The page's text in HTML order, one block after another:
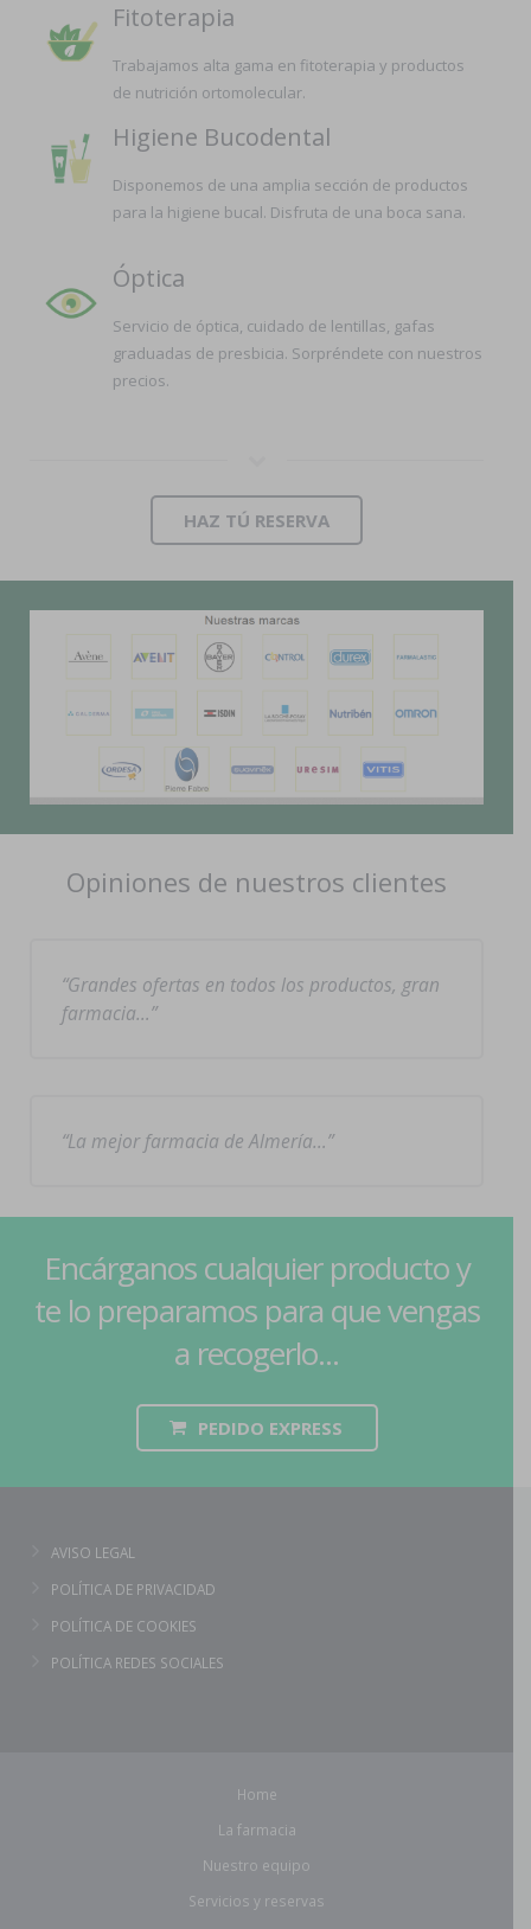
Fitoterapia
Trabajamos alta gama en fitoterapia y productos
de nutrición ortomolecular.
Higiene Bucodental
Disponemos de una amplia sección de productos
para la higiene bucal. Disfruta de una boca sana.
Óptica
Servicio de óptica, cuidado de lentillas, gafas
graduadas de presbicia. Sorpréndete con nuestros
precios.
HAZ TÚ RESERVA
Opiniones de nuestros clientes
Grandes ofertas en todos los productos, gran
farmacia…
La mejor farmacia de Almería…
Encárganos cualquier producto y
te lo preparamos para que vengas
a recogerlo...
PEDIDO EXPRESS
AVISO LEGAL
POLÍTICA DE PRIVACIDAD
POLÍTICA DE COOKIES
POLÍTICA REDES SOCIALES
Home
La farmacia
Nuestro equipo
Servicios y reservas